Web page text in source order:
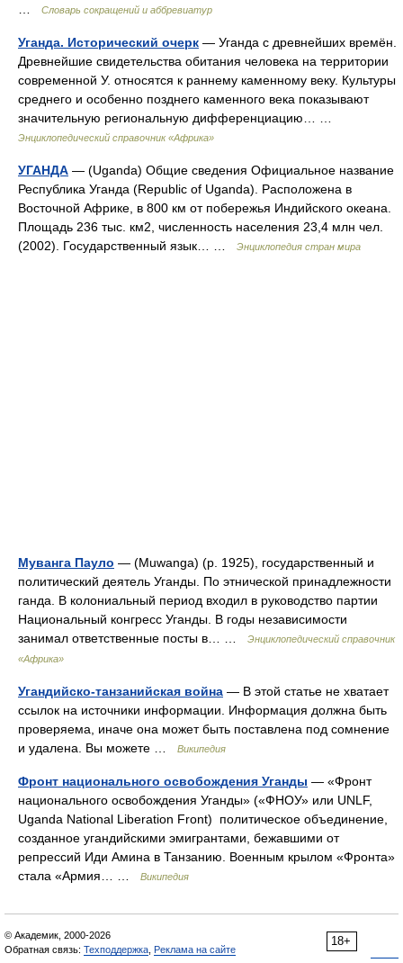
Словарь сокращений и аббревиатур
Уганда. Исторический очерк — Уганда с древнейших времён.
Древнейшие свидетельства обитания человека на территории
современной У. относятся к раннему каменному веку. Культуры
среднего и особенно позднего каменного века показывают
значительную региональную дифференциацию… …
Энциклопедический справочник «Африка»
УГАНДА — (Uganda) Общие сведения Официальное название
Республика Уганда (Republic of Uganda). Расположена в
Восточной Африке, в 800 км от побережья Индийского океана.
Площадь 236 тыс. км2, численность населения 23,4 млн чел.
(2002). Государственный язык… …
Энциклопедия стран мира
Муванга Пауло — (Muwanga) (р. 1925), государственный и
политический деятель Уганды. По этнической принадлежности
ганда. В колониальный период входил в руководство партии
Национальный конгресс Уганды. В годы независимости
занимал ответственные посты в… …
Энциклопедический справочник
«Африка»
Угандийско-танзанийская война — В этой статье не хватает
ссылок на источники информации. Информация должна быть
проверяема, иначе она может быть поставлена под сомнение
и удалена. Вы можете …
Википедия
Фронт национального освобождения Уганды — «Фронт
национального освобождения Уганды» («ФНОУ» или UNLF,
Uganda National Liberation Front) политическое объединение,
созданное угандийскими эмигрантами, бежавшими от
репрессий Иди Амина в Танзанию. Военным крылом «Фронта»
стала «Армия… …
Википедия
18+
© Академик, 2000-2026
Обратная связь: Техподдержка Реклама на сайте